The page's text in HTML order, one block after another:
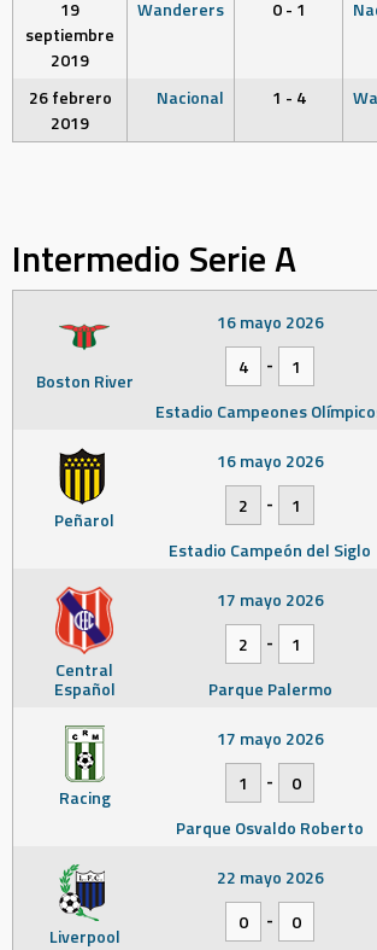
19
septiembre
2019
Wanderers 0 - 1
26 febrero
2019
Nacional 1 - 4
Intermedio Serie A
Boston River
16 mayo 2026
4
-
1
Estadio Campeones
Peñarol
16 mayo 2026
2
-
1
Estadio Campeón del Siglo
Central
Español
17 mayo 2026
2
-
1
Parque Palermo
Racing
17 mayo 2026
1
-
0
Parque Osvaldo Roberto
Liverpool
22 mayo 2026
0
-
0